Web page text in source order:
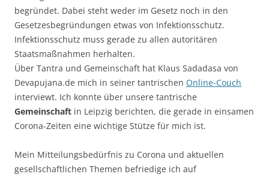
begründet. Dabei steht weder im Gesetz noch in den
Gesetzesbegründungen etwas von Infektionsschutz.
Infektionsschutz muss gerade zu allen autoritären
Staatsmaßnahmen herhalten.
Über Tantra und Gemeinschaft hat Klaus Sadadasa von
Devapujana.de mich in seiner tantrischen Online-Couch
interviewt. Ich konnte über unsere tantrische
Gemeinschaft in Leipzig berichten, die gerade in einsamen
Corona-Zeiten eine wichtige Stütze für mich ist.
Mein Mitteilungsbedürfnis zu Corona und aktuellen
gesellschaftlichen Themen befriedige ich auf